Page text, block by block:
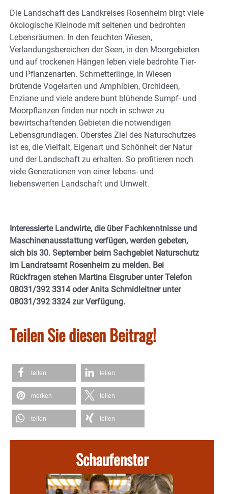
Die Landschaft des Landkreises Rosenheim birgt viele
ökologische Kleinode mit seltenen und bedrohten
Lebensräumen. In den feuchten Wiesen,
Verlandungsbereichen der Seen, in den Moorgebieten
und auf trockenen Hängen leben viele bedrohte Tier-
und Pflanzenarten. Schmetterlinge, in Wiesen
brütende Vogelarten und Amphibien, Orchideen,
Enziane und viele andere bunt blühende Sumpf- und
Moorpflanzen finden nur noch in schwer zu
bewirtschaftenden Gebieten die notwendigen
Lebensgrundlagen. Oberstes Ziel des Naturschutzes
ist es, die Vielfalt, Eigenart und Schönheit der Natur
und der Landschaft zu erhalten. So profitieren noch
viele Generationen von einer lebens- und
liebenswerten Landschaft und Umwelt.
Interessierte Landwirte, die über Fachkenntnisse und
Maschinenausstattung verfügen, werden gebeten,
sich bis 30. September beim Sachgebiet Naturschutz
im Landratsamt Rosenheim zu melden. Bei
Rückfragen stehen Martina Eisgruber unter Telefon
08031/392 3314 oder Anita Schmidleitner unter
08031/392 3324 zur Verfügung.
Teilen Sie diesen Beitrag!
teilen teilen
merken teilen
teilen teilen
Schaufenster